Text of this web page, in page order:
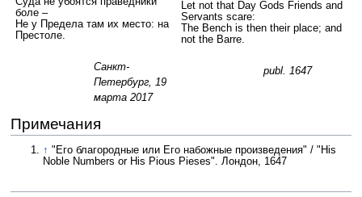
боле –
Не у Предела там их место: на
Престоле.
Санкт-
Петербург, 19
марта 2017
Let not that Day Gods Friends and
Servants scare:
The Bench is then their place; and
not the Barre.
publ. 1647
Примечания
↑ "Его благородные или Его набожные произведения" / "His
Noble Numbers or His Pious Pieses". Лондон, 1647